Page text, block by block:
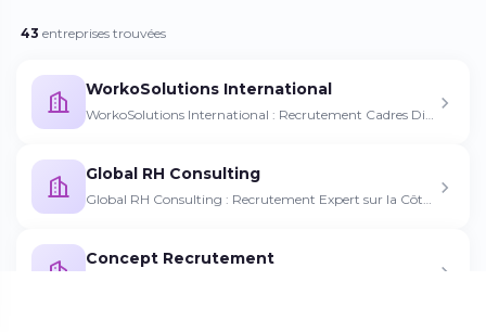
43 entreprises trouvées
WorkoSolutions International
Global RH Consulting
Concept Recrutement